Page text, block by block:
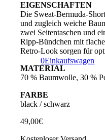
0Einkaufswagen
EIGENSCHAFTEN
Die Sweat-Bermuda-
und zugleich weiche
zwei Seitentaschen und
Ripp-Bündchen mit
Retro-Look sorgen für
MATERIAL
70 % Baumwolle, 30 %
FARBE
black / schwarz
49,00€